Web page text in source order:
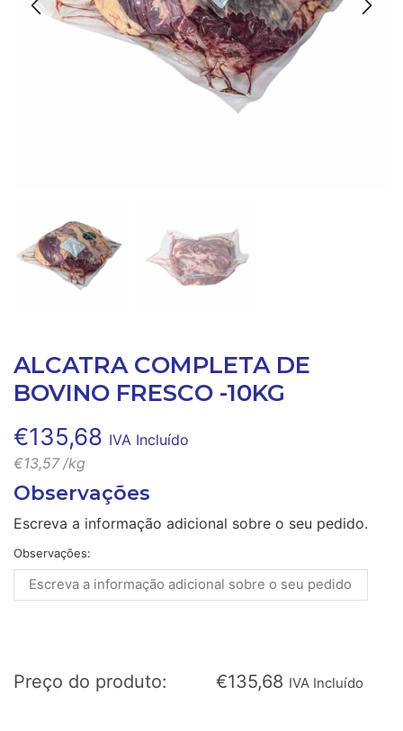
ALCATRA COMPLETA DE
BOVINO FRESCO -10KG
€135,68 IVA Incluído
€13,57 /kg
Observações
Escreva a informação adicional sobre o seu pedido.
Observações:
Preço do produto: €135,68 IVA Incluído